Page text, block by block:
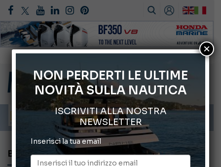
Montecristo Yachting, l’orologio per il diportista
Gommoni Callegari acquisisce Geniuss
66° Salone Nautico Internazionale di Genova
ABOFA 2026: la fiera del mare ad Aqaba
Cannes Yachting Festival 2026: tutte le novità attese a settembre
BLACK SHIVER LINE
NON PERDERTI LE ULTIME
NOVITÀ SULLA NAUTICA
ISCRIVITI ALLA NOSTRA
NEWSLETTER
Inserisci la tua email
×